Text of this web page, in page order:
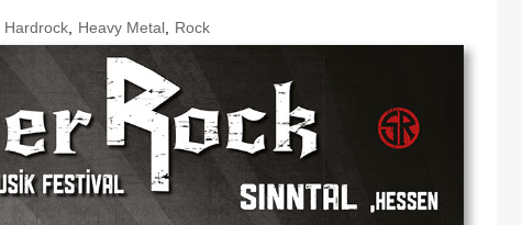
Hardrock Heavy Metal Rock